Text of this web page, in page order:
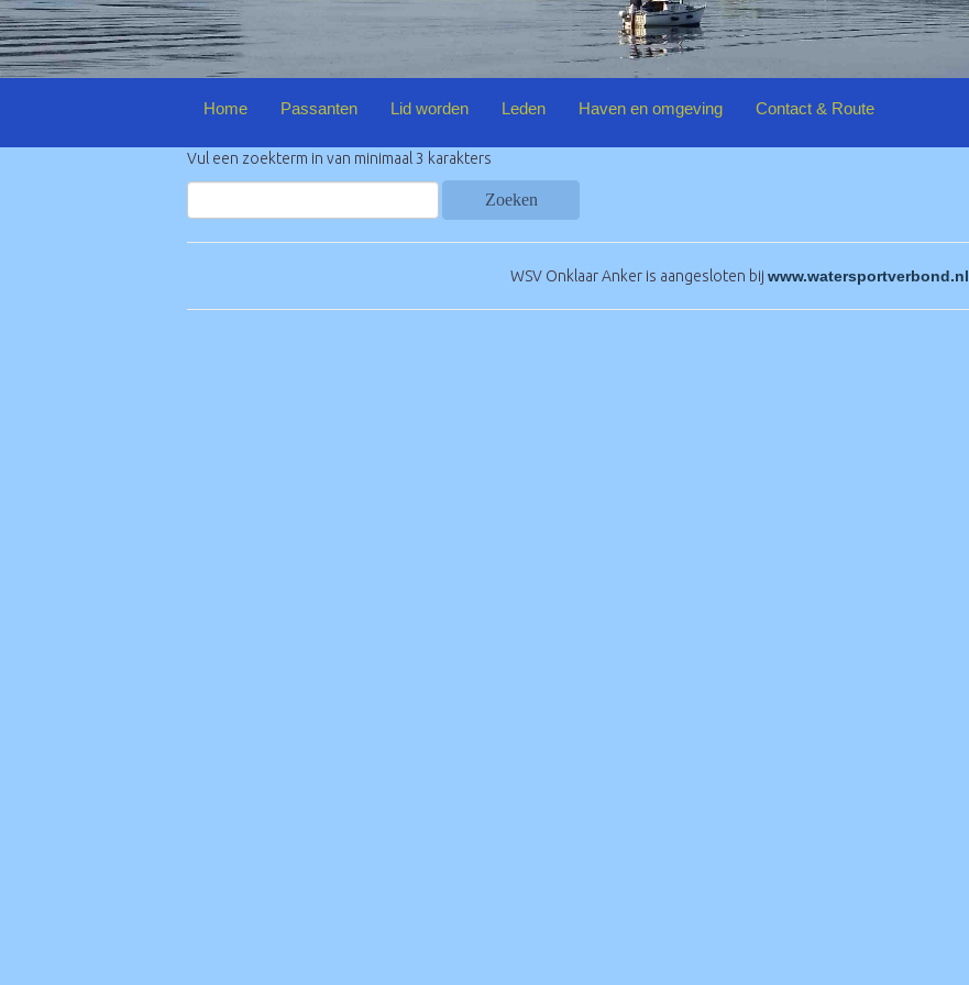
Home Passanten Lid worden Leden Haven en omgeving Contact & Route
Vul een zoekterm in van minimaal 3 karakters
Zoeken
WSV Onklaar Anker is aangesloten bij www.watersportverbond.nl